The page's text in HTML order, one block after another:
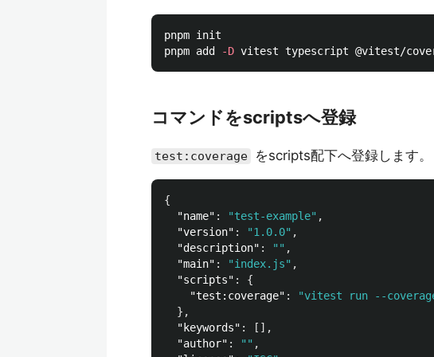
pnpm init
pnpm add
-D
コマンドをscriptsへ登録
test:coverage をscripts配下へ登録します。
{
"name" : "test-example" ,
"version" : "1.0.0" ,
"description" : "" ,
"main" : "index.js" ,
"scripts" :
{
"test:coverage" :
"vitest run --
},
"keywords" :
[],
"author" : "" ,